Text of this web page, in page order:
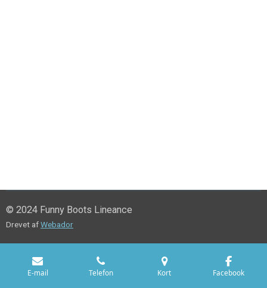
© 2024 Funny Boots Lineance
Drevet afWebador
E-mail Telefon Kort Facebook